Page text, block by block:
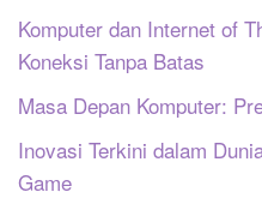
Komputer dan Internet of
Koneksi Tanpa Batas
Masa Depan Komputer:
Inovasi Terkini dalam
Game